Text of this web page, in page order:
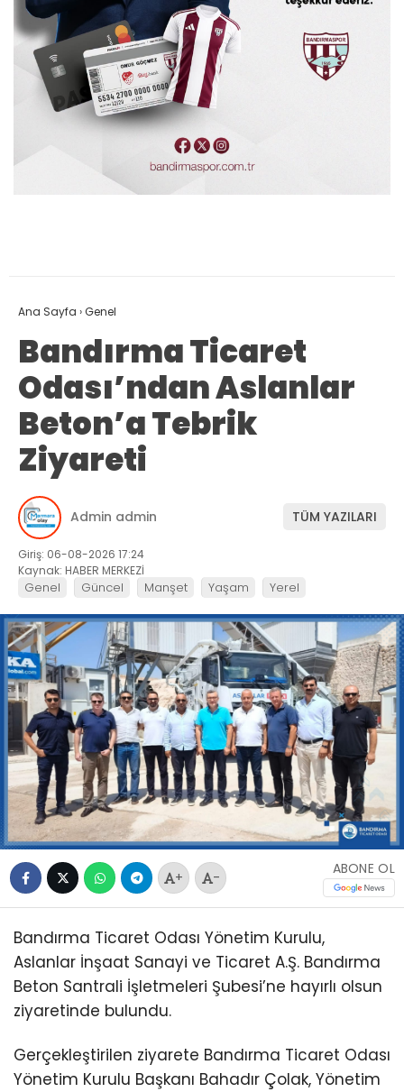
Ana Sayfa ›Genel
Bandırma Ticaret
Odası’ndan Aslanlar
Beton’a Tebrik
Ziyareti
Admin admin TÜM YAZILARI
Giriş: 06-08-2026 17:24
Kaynak: HABER MERKEZİ
Genel Güncel Manşet Yaşam Yerel
+ -
ABONE OL
Bandırma Ticaret Odası Yönetim Kurulu,
Aslanlar İnşaat Sanayi ve Ticaret A.Ş. Bandırma
Beton Santrali İşletmeleri Şubesi’ne hayırlı olsun
ziyaretinde bulundu.
Gerçekleştirilen ziyarete Bandırma Ticaret Odası
Yönetim Kurulu Başkanı Bahadır Çolak, Yönetim